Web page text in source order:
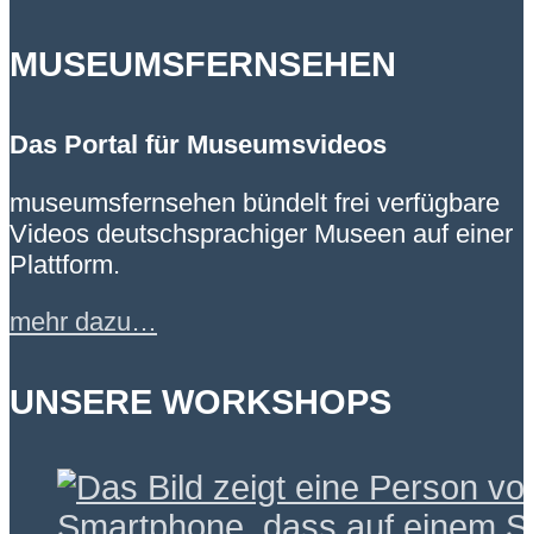
MUSEUMSFERNSEHEN
Das Portal für Museumsvideos
museumsfernsehen bündelt frei verfügbare
Videos deutschsprachiger Museen auf einer
Plattform.
mehr dazu…
UNSERE WORKSHOPS